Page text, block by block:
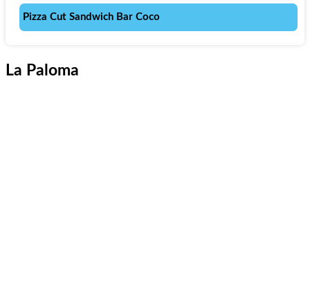
Pizza Cut Sandwich Bar Coco
La Paloma